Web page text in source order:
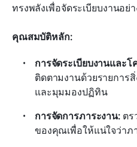
ทรงพลังเพื่อจัดระเบียบงานอ
คุณสมบัติหลัก:
การจัดระเบียบงานและโ
ติดตามงานด้วยรายการ
และมุมมองปฏิทิน
การจัดการภาระงาน: ตร
ของคุณเพื่อให้แน่ใจว่าภ